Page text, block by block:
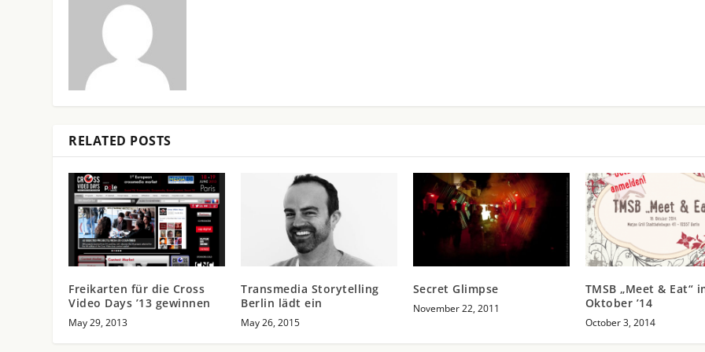
RELATED POSTS
Freikarten für die Cross
Video Days ’13 gewinnen
May 29, 2013
Transmedia Storytelling
Berlin lädt ein
May 26, 2015
Secret Glimpse
November 22, 2011
TMSB „Meet & Eat“
Oktober ’14
October 3, 2014